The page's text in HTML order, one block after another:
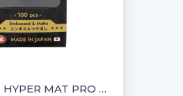
Obal KMC HYPER MAT PRO Sleeves 100 ks - Black